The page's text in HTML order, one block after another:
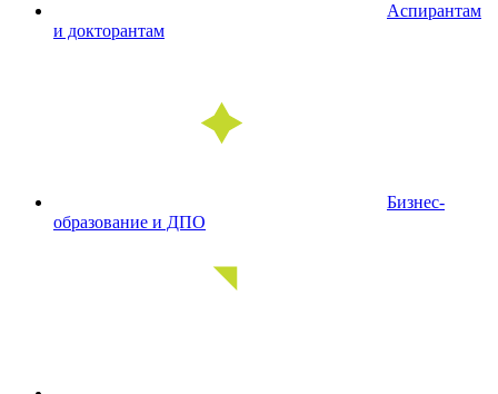
Аспирантам
и докторантам
Бизнес-
образование и ДПО